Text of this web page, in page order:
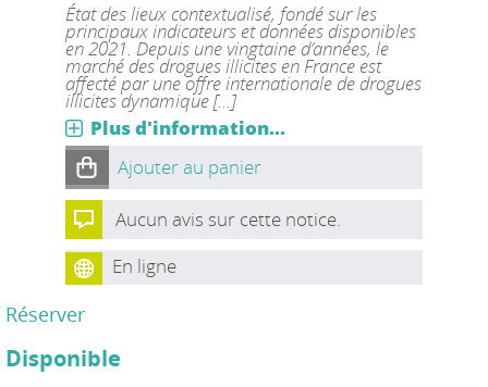
État des lieux contextualisé, fondé sur les
principaux indicateurs et données disponibles
en 2021. Depuis une vingtaine d’années, le
marché des drogues illicites en France est
affecté par une offre internationale de drogues
illicites dynamique [...]
Plus d'information...
Ajouter au panier
Aucun avis sur cette notice.
En ligne
Réserver
Disponible